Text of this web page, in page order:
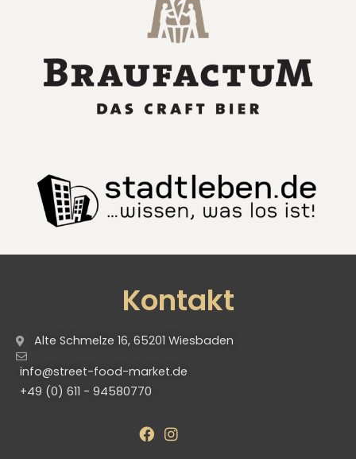
Kontakt
Alte Schmelze 16, 65201 Wiesbaden
info@street-food-market.de
+49 (0) 611 - 94580770